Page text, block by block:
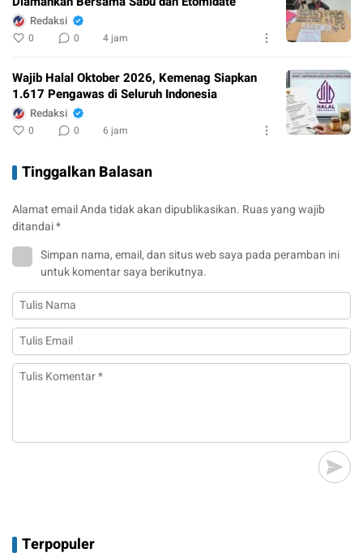
Redaksi
0 0 4 jam
Wajib Halal Oktober 2026, Kemenag Siapkan
1.617 Pengawas di Seluruh Indonesia
Redaksi
0 0 6 jam
Tinggalkan Balasan
Alamat email Anda tidak akan dipublikasikan. Ruas yang wajib
ditandai*
Simpan nama, email, dan situs web saya pada peramban ini
untuk komentar saya berikutnya.
Terpopuler